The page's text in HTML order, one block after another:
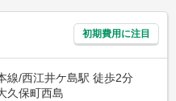
初期費用に注目
線/西江井ケ島駅 徒歩2分
久保町西島